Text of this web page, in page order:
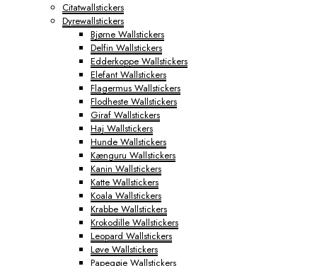
Citatwallstickers
Dyrewallstickers
Bjørne Wallstickers
Delfin Wallstickers
Edderkoppe Wallstickers
Elefant Wallstickers
Flagermus Wallstickers
Flodheste Wallstickers
Giraf Wallstickers
Haj Wallstickers
Hunde Wallstickers
Kænguru Wallstickers
Kanin Wallstickers
Katte Wallstickers
Koala Wallstickers
Krabbe Wallstickers
Krokodille Wallstickers
Leopard Wallstickers
Løve Wallstickers
Papegøje Wallstickers